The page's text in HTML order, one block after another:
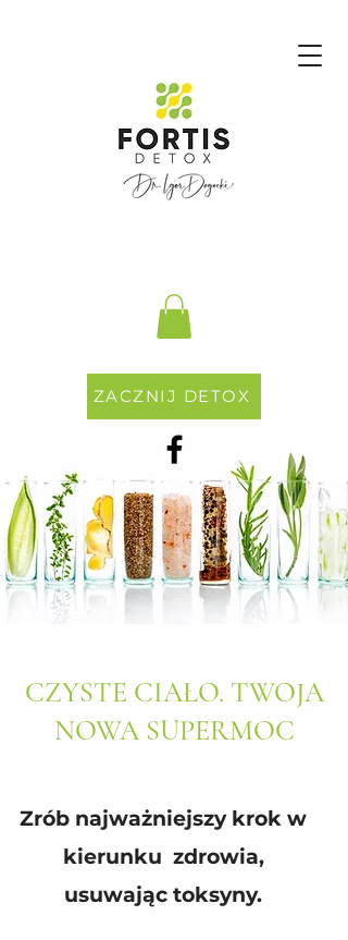
ZACZNIJ DETOX
CZYSTE CIAŁO. TWOJA
NOWA SUPERMOC
Zrób najważniejszy krok w
kierunku zdrowia,
usuwając toksyny.